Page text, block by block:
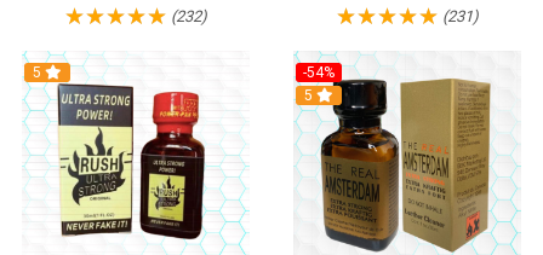
(232) (231)
5
-54%
5